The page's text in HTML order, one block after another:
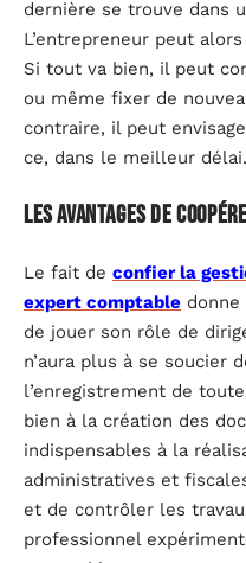
dernière se trouve dans
L’entrepreneur peut
Si tout va bien, il peut
ou même fixer de
contraire, il peut
ce, dans le meilleur délai.
Les avantages de
Le fait de confier la
expert comptable
de jouer son rôle de
n’aura plus à se soucier
l’enregistrement de
bien à la création des
indispensables à la
administratives et
et de contrôler les
professionnel